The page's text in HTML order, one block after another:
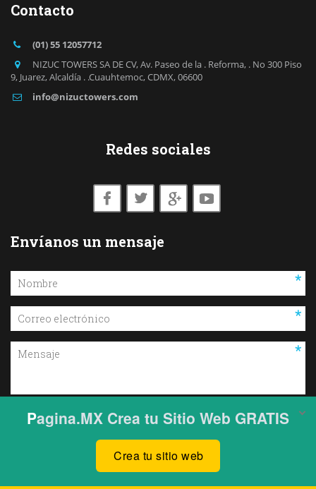
Contacto
(01) 55 12057712
NIZUC TOWERS SA DE CV,Av. Paseo de la . Reforma, . No 300 Piso
9, Juarez,Alcaldía . .Cuauhtemoc,CDMX,06600
info@nizuctowers.com
Redes sociales
Envíanos un mensaje
ENVIAR